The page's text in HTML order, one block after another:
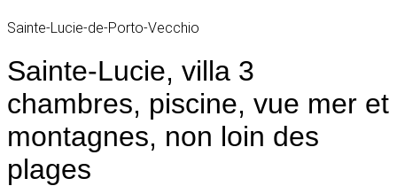
Sainte-Lucie-de-Porto-Vecchio
Sainte-Lucie, villa 3
chambres, piscine, vue mer et
montagnes, non loin des
plages